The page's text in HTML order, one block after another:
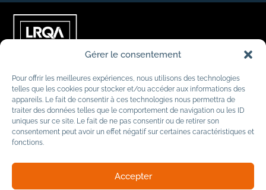
Gérer le consentement
Pour offrir les meilleures expériences, nous utilisons des technologies
telles que les cookies pour stocker et/ou accéder aux informations des
appareils. Le fait de consentir à ces technologies nous permettra de
traiter des données telles que le comportement de navigation ou les ID
uniques sur ce site. Le fait de ne pas consentir ou de retirer son
consentement peut avoir un effet négatif sur certaines caractéristiques et
fonctions.
Accepter